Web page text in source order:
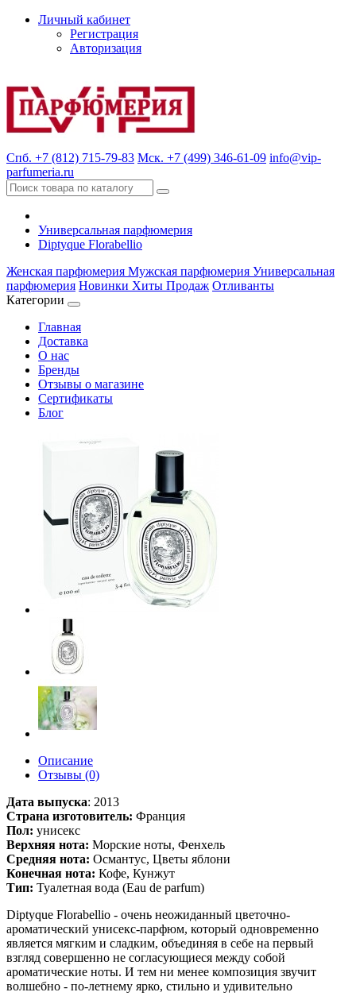
Личный кабинет
Регистрация
Авторизация
Спб. +7 (812) 715-79-83 Мск. +7 (499) 346-61-09 info@vip-
parfumeria.ru
Универсальная парфюмерия
Diptyque Florabellio
Женская парфюмерия Мужская парфюмерия Универсальная
парфюмерия Новинки Хиты Продаж Отливанты
Категории
Главная
Доставка
О нас
Бренды
Отзывы о магазине
Сертификаты
Блог
Описание
Отзывы (0)
Дата выпуска: 2013
Страна изготовитель: Франция
Пол: унисекс
Верхняя нота: Морские ноты, Фенхель
Средняя нота: Османтус, Цветы яблони
Конечная нота: Кофе, Кунжут
Тип: Туалетная вода (Eau de parfum)
Diptyque Florabellio - очень неожиданный цветочно-
ароматический унисекс-парфюм, который одновременно
является мягким и сладким, объединяя в себе на первый
взгляд совершенно не согласующиеся между собой
ароматические ноты. И тем ни менее композиция звучит
волшебно - по-летнему ярко, стильно и удивительно